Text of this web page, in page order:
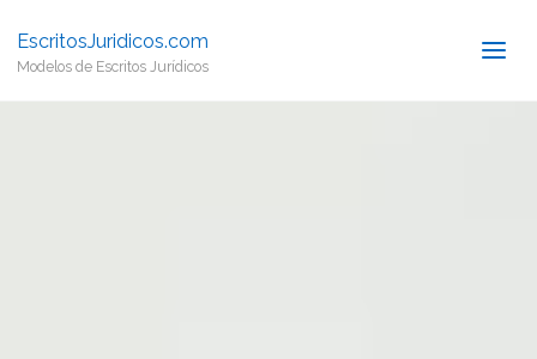
EscritosJuridicos.com
Modelos de Escritos Jurídicos